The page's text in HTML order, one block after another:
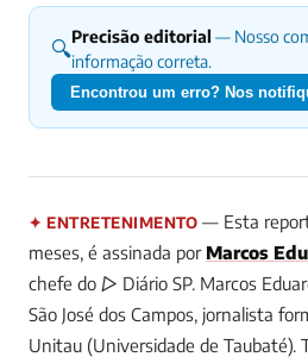
🔍Precisão editorial — Nosso
informação correta.
Encontrou um erro? Nos
✦ ENTRETENIMENTO — Esta
meses, é assinada por Marcos
chefe do ▷ Diário SP. Marcos
São José dos Campos, jornalista
Unitau (Universidade de Taubaté).